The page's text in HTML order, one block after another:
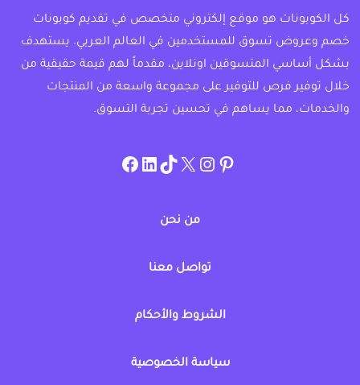
كل الكوبونات هو موقع إلكتروني متخصص في تقديم كوبونات
خصم وعروض تسوق للمستخدمين في العالم العربي. يستهدف
بشكل أساسي المتسوقين اونلاين، مقدماً لهم قيمة حقيقية من
خلال توفير فرص للتوفير على مجموعة واسعة من المنتجات
والخدمات، مما يساهم في تحسين تجربة التسوق.
pinterest
allcouponat
twitter
TikTok
linkedin
facebook
من نحن
تواصل معنا
الشروط والأحكام
سياسة الخصوصية